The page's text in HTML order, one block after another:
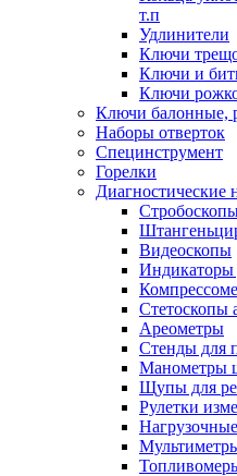
т.п
Удлинители
Ключи
Ключи и
Ключи
Ключи балонные,
Наборы отверток
Специнструмент
Горелки
Диагностические
Видеоскопы
Индикаторы
Стетоскопы
Ареометры
Стенды для
Манометры
Щупы для
Рулетки